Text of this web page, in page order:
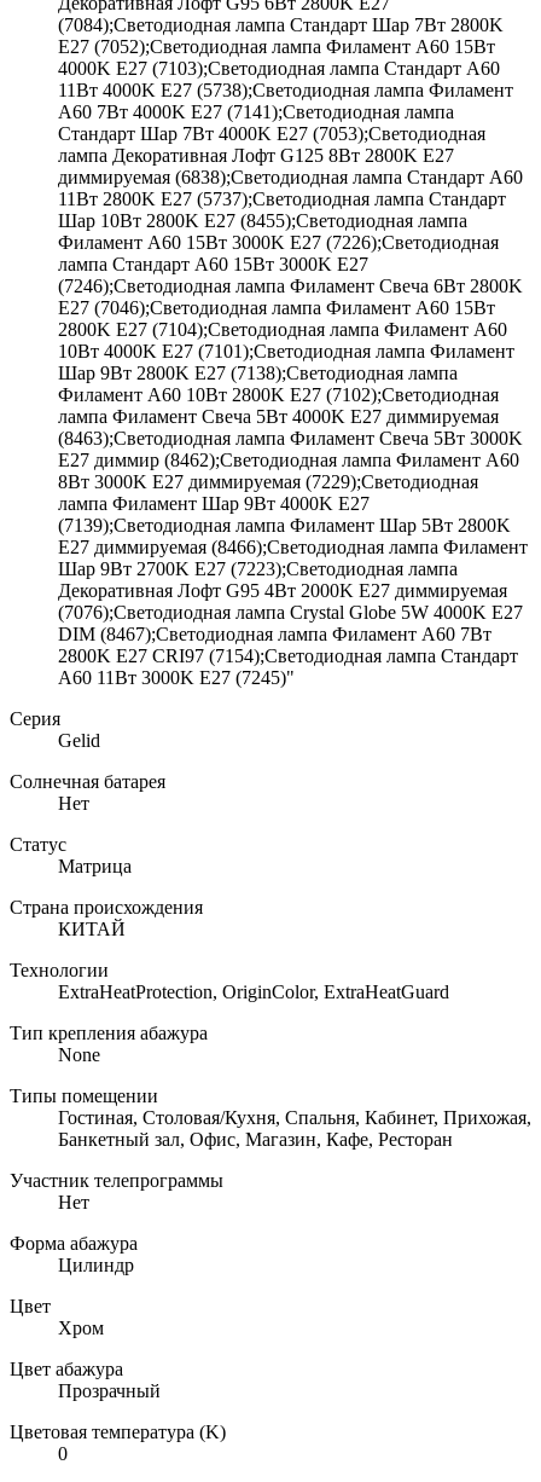
(7084);Светодиодная лампа Стандарт Шар 7Вт 2800K
E27 (7052);Светодиодная лампа Филамент A60 15Вт
4000K E27 (7103);Светодиодная лампа Стандарт A60
11Вт 4000K E27 (5738);Светодиодная лампа Филамент
A60 7Вт 4000K E27 (7141);Светодиодная лампа
Стандарт Шар 7Вт 4000K E27 (7053);Светодиодная
лампа Декоративная Лофт G125 8Вт 2800K E27
диммируемая (6838);Светодиодная лампа Стандарт A60
11Вт 2800K E27 (5737);Светодиодная лампа Стандарт
Шар 10Вт 2800K E27 (8455);Светодиодная лампа
Филамент A60 15Вт 3000K E27 (7226);Светодиодная
лампа Стандарт A60 15Вт 3000K E27
(7246);Светодиодная лампа Филамент Свеча 6Вт 2800K
E27 (7046);Светодиодная лампа Филамент A60 15Вт
2800K E27 (7104);Светодиодная лампа Филамент A60
10Вт 4000K E27 (7101);Светодиодная лампа Филамент
Шар 9Вт 2800K E27 (7138);Светодиодная лампа
Филамент A60 10Вт 2800K E27 (7102);Светодиодная
лампа Филамент Свеча 5Вт 4000K E27 диммируемая
(8463);Светодиодная лампа Филамент Свеча 5Вт 3000K
E27 диммир (8462);Светодиодная лампа Филамент A60
8Вт 3000K E27 диммируемая (7229);Светодиодная
лампа Филамент Шар 9Вт 4000K E27
(7139);Светодиодная лампа Филамент Шар 5Вт 2800K
E27 диммируемая (8466);Светодиодная лампа Филамент
Шар 9Вт 2700K E27 (7223);Светодиодная лампа
Декоративная Лофт G95 4Вт 2000K E27 диммируемая
(7076);Светодиодная лампа Crystal Globe 5W 4000K E27
DIM (8467);Светодиодная лампа Филамент A60 7Вт
2800K E27 CRI97 (7154);Светодиодная лампа Стандарт
A60 11Вт 3000K E27 (7245)"
Серия
Gelid
Солнечная батарея
Нет
Статус
Матрица
Страна происхождения
КИТАЙ
Технологии
ExtraHeatProtection, OriginColor, ExtraHeatGuard
Тип крепления абажура
None
Типы помещении
Гостиная, Столовая/Кухня, Спальня, Кабинет, Прихожая,
Банкетный зал, Офис, Магазин, Кафе, Ресторан
Участник телепрограммы
Нет
Форма абажура
Цилиндр
Цвет
Хром
Цвет абажура
Прозрачный
Цветовая температура (K)
0